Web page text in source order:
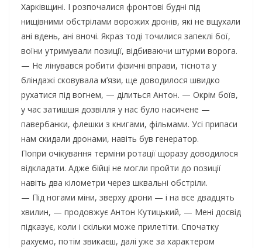
Харківщині. І розпочалися фронтові будні під
нищівними обстрілами ворожих дронів, які не вщухали
ані вдень, ані вночі. Якраз тоді точилися запеклі бої,
воїни утримували позиції, відбиваючи штурми ворога.
— Не лінувався робити фізичні вправи, тіснота у
бліндажі сковувала м’язи, ще доводилося швидко
рухатися під вогнем, — ділиться Антон. — Окрім боїв,
у час затишшя дозвілля у нас було насичене —
павербанки, флешки з книгами, фільмами. Усі припаси
нам скидали дронами, навіть був генератор.
Попри очікування терміни ротації щоразу доводилося
відкладати. Адже бійці не могли пройти до позиції
навіть два кілометри через шквальні обстріли.
— Під ногами міни, зверху дрони — і на все двадцять
хвилин, — продовжує Антон Кутицький, — Мені досвід
підказує, коли і скільки може прилетіти. Спочатку
рахуємо, потім звикаєш, далі уже за характером